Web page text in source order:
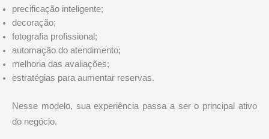
precificação inteligente;
decoração;
fotografia profissional;
automação do atendimento;
melhoria das avaliações;
estratégias para aumentar reservas.
Nesse modelo, sua experiência passa a ser o principal ativo
do negócio.